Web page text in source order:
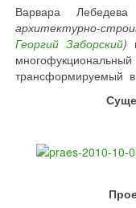
Варвара Лебедева
архитектурно-
Георгий Заборский)
трансформируемый